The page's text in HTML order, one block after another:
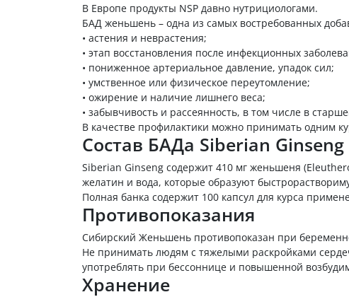
В Европе продукты NSP давно нутрициологами.
БАД женьшень – одна из самых востребованных
• астения и неврастения;
• этап восстановления после инфекционных
• пониженное артериальное давление, упадок сил;
• умственное или физическое переутомление;
• ожирение и наличие лишнего веса;
• забывчивость и рассеянность, в том числе в
В качестве профилактики можно принимать одним
Состав БАДа Siberian Ginseng
Siberian Ginseng содержит 410 мг женьшеня
желатин и вода, которые образуют
Полная банка содержит 100 капсул для курса
Противопоказания
Сибирский Женьшень противопоказан при
Не принимать людям с тяжелыми раскройками
употреблять при бессоннице и повышенной
Хранение